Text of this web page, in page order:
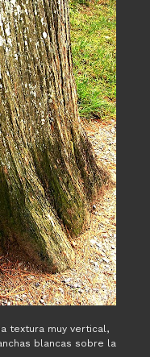
textura muy vertical,
blancas sobre la